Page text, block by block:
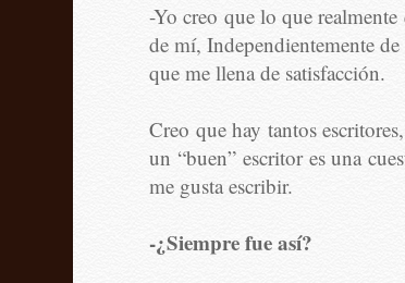
-Yo creo que lo que
de mí, Independientemente
que me llena de satisfacción.
Creo que hay tantos
un “buen” escritor es una
me gusta escribir.
-¿Siempre fue así?